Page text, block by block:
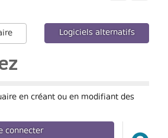
menu
formulaire
Logiciels alternatifs
en créant ou en modifiant des
connecter